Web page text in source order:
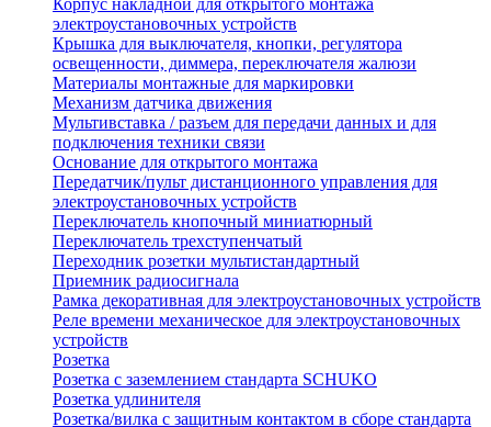
электроустановочных устройств
Крышка для выключателя, кнопки, регулятора
освещенности, диммера, переключателя жалюзи
Материалы монтажные для маркировки
Механизм датчика движения
Мультивставка / разъем для передачи данных и для
подключения техники связи
Основание для открытого монтажа
Передатчик/пульт дистанционного управления для
электроустановочных устройств
Переключатель кнопочный миниатюрный
Переключатель трехступенчатый
Переходник розетки мультистандартный
Приемник радиосигнала
Рамка декоративная для электроустановочных устройств
Реле времени механическое для электроустановочных
устройств
Розетка
Розетка с заземлением стандарта SCHUKO
Розетка удлинителя
Розетка/вилка с защитным контактом в сборе стандарта